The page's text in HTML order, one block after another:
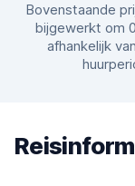
Bovenstaande
bijgewerkt om
afhankelijk